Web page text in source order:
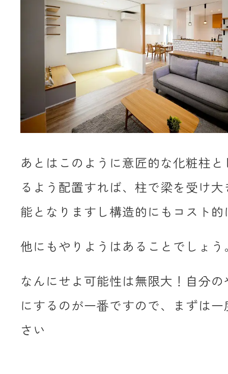
あとはこのように意匠的な化粧柱
るよう配置すれば、柱で梁を受け
能となりますし構造的にもコスト
他にもやりようはあることでしょう
なんにせよ可能性は無限大！自分
にするのが一番ですので、まずは
さい